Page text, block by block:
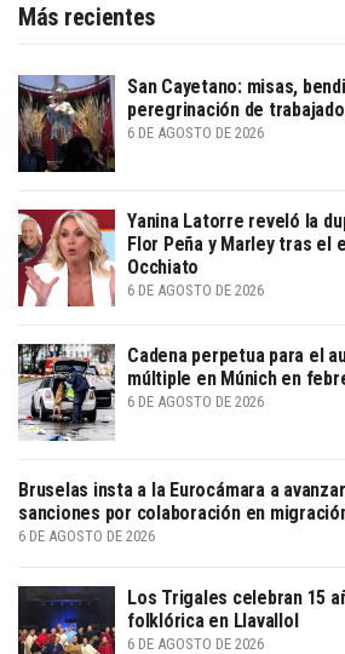
Más recientes
San Cayetano: misas,
peregrinación de
6 DE AGOSTO DE 2026
Yanina Latorre reveló la
Flor Peña y Marley tras el
Occhiato
6 DE AGOSTO DE 2026
Cadena perpetua para el
múltiple en Múnich en
6 DE AGOSTO DE 2026
Bruselas insta a la Eurocámara a
sanciones por colaboración en
6 DE AGOSTO DE 2026
Los Trigales celebran 15
folklórica en Llavallol
6 DE AGOSTO DE 2026